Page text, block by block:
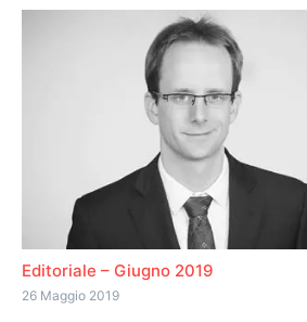
Editoriale – Giugno 2019
26 Maggio 2019